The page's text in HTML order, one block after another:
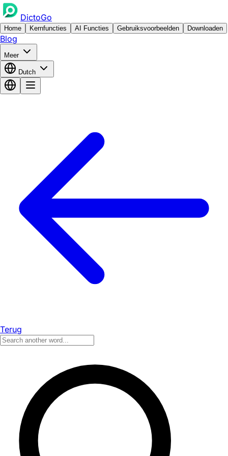
DictoGo
Home Kernfuncties AI Functies Gebruiksvoorbeelden Downloaden
Blog
Meer
Dutch
Terug